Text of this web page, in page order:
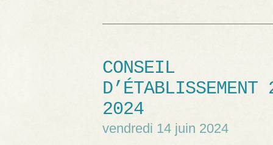
CONSEIL
2024
vendredi 14 juin 2024